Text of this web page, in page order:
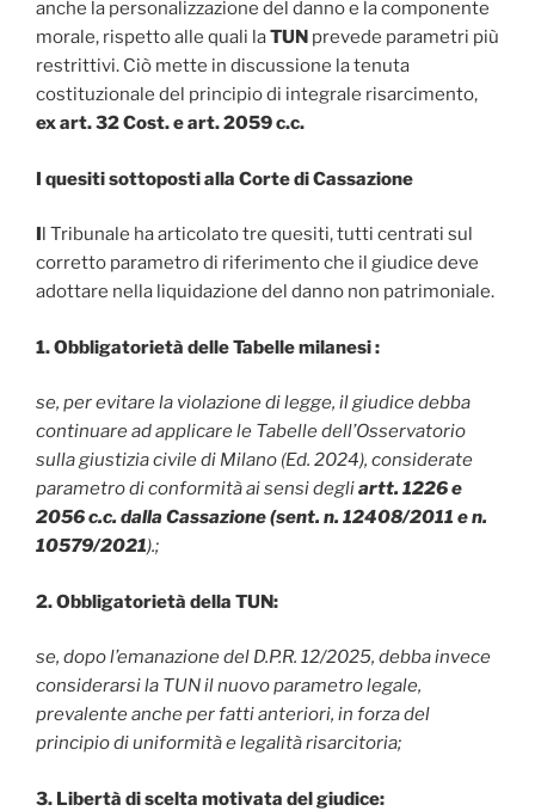
anche la personalizzazione del danno e la componente
morale, rispetto alle quali laTUN prevede parametri più
restrittivi. Ciò mette in discussione la tenuta
costituzionale del principio di integrale risarcimento,
ex art. 32 Cost. e art. 2059 c.c.
I quesiti sottoposti alla Corte di Cassazione
Il Tribunale ha articolato tre quesiti, tutti centrati sul
corretto parametro di riferimento che il giudice deve
adottare nella liquidazione del danno non patrimoniale.
1. Obbligatorietà delle Tabelle milanesi :
se, per evitare la violazione di legge, il giudice debba
continuare ad applicare le Tabelle dell’Osservatorio
sulla giustizia civile di Milano (Ed. 2024), considerate
parametro di conformità ai sensi degliartt. 1226 e
2056 c.c. dalla Cassazione (sent. n. 12408/2011 e n.
10579/2021).;
2. Obbligatorietà della TUN:
se, dopo l’emanazione del D.P.R. 12/2025, debba invece
considerarsi la TUN il nuovo parametro legale,
prevalente anche per fatti anteriori, in forza del
principio di uniformità e legalità risarcitoria;
3. Libertà di scelta motivata del giudice: